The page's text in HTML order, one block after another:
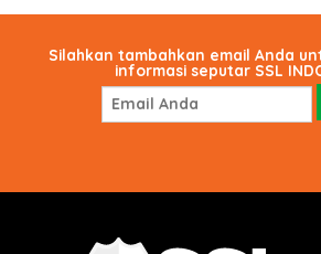
Silahkan tambahkan email Anda
informasi seputar SSL